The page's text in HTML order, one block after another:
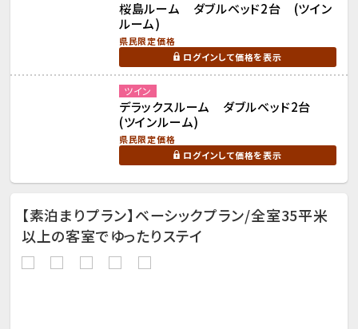
桜島ルーム ダブルベッド2台 (ツイン
ルーム)
県民限定価格
ログインして価格を表示
ツイン
デラックスルーム ダブルベッド2台
(ツインルーム)
県民限定価格
ログインして価格を表示
【素泊まりプラン】ベーシックプラン/全室35平米
以上の客室でゆったりステイ